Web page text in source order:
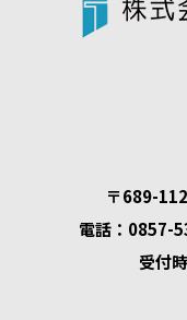
〒689-
電話：0857-
受付